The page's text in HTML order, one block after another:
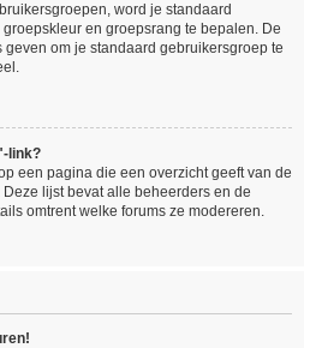
word je standaard
en groepsrang te bepalen. De
om je standaard gebruikersgroep te
link?
een pagina die een overzicht geeft van de
lijst bevat alle beheerders en de
omtrent welke forums ze modereren.